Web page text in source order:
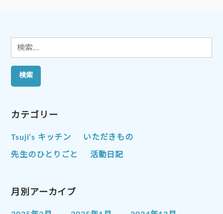
検
索:
カテゴリー
Tsuji’s キッチン いただきもの
先生のひとりごと 活動日記
月別アーカイブ